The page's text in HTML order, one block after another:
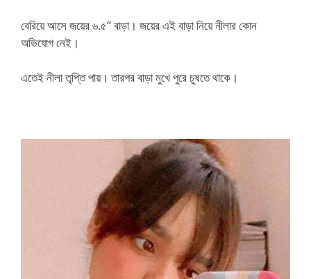
বেরিয়ে আসে জয়ের ৬.৫” বাড়া। জয়ের এই বাড়া নিয়ে নীলার কোন
অভিযোগ নেই।
এতেই নীলা তৃপ্তি পায়। তারপর বাড়া মুখে পুরে চুষতে থাকে।